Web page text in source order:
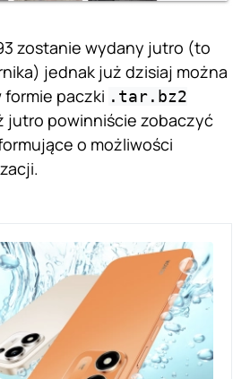
zostanie wydany jutro (to
jednak już dzisiaj można
formie paczki .tar.bz2
jutro powinniście zobaczyć
o możliwości